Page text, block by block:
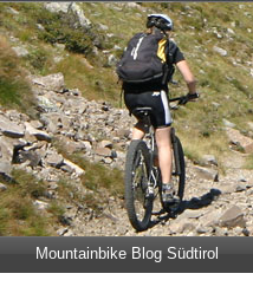
Mountainbike Blog Südtirol